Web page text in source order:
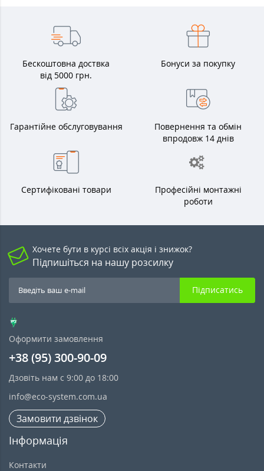
Бескоштовна доствка
від 5000 грн.
Бонуси за покупку
Гарантійне обслуговування
Повернення та обмін
впродовж 14 днів
Сертифіковані товари
Професійні монтажні
роботи
Хочете бути в курсі всіх акція і знижок?
Підпишіться на нашу розсилку
Підписатись
Оформити замовлення
+38 (95) 300-90-09
Дзовіть нам с 9:00 до 18:00
info@eco-system.com.ua
Замовити дзвінок
Інформація
Контакти